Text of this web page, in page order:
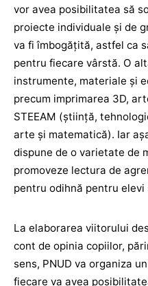
vor avea posibilitatea să
proiecte individuale și de
va fi îmbogățită, astfel ca
pentru fiecare vârstă. O
instrumente, materiale și
precum imprimarea 3D,
STEEAM (știință,
arte și matematică). Iar
dispune de o varietate de
promoveze lectura de
pentru odihnă pentru elevi
La elaborarea viitorului
cont de opinia copiilor,
sens, PNUD va organiza
fiecare va avea